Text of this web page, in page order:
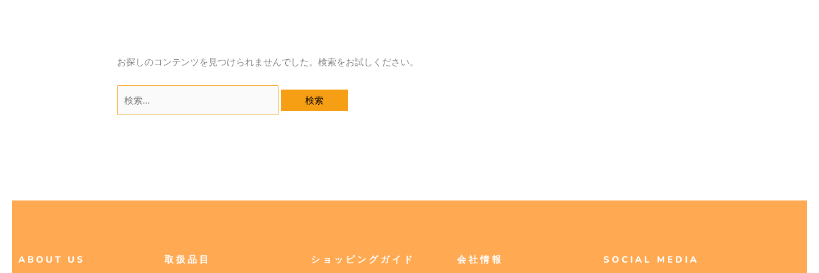
お探しのコンテンツを見つけられませんでした。検索をお試しください。
ABOUT US 取扱品目 ショッピングガイド 会社情報 SOCIAL MEDIA